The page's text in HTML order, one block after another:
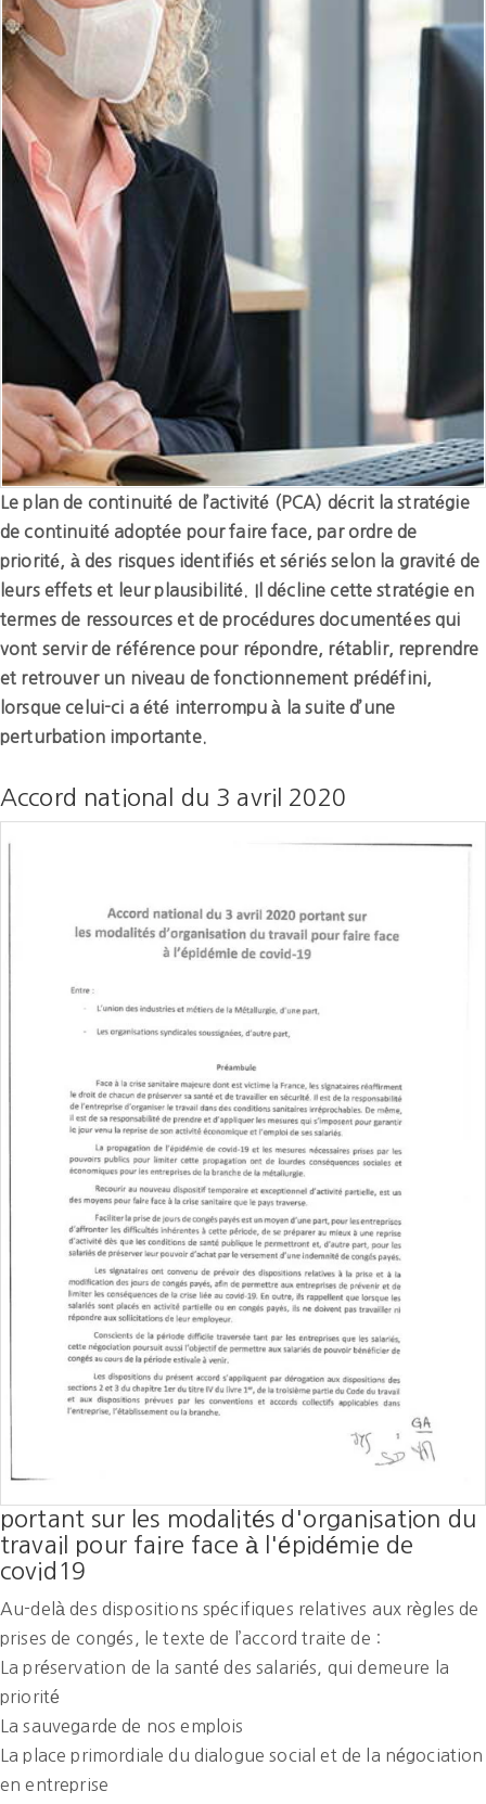
Le plan de continuité de l’activité (PCA) décrit la stratégie
de continuité adoptée pour faire face, par ordre de
priorité, à des risques identifiés et sériés selon la gravité de
leurs effets et leur plausibilité. Il décline cette stratégie en
termes de ressources et de procédures documentées qui
vont servir de référence pour répondre, rétablir, reprendre
et retrouver un niveau de fonctionnement prédéfini,
lorsque celui-ci a été interrompu à la suite d’une
perturbation importante.
Accord national du 3 avril 2020
portant sur les modalités d'organisation du
travail pour faire face à l'épidémie de
covid19
Au-delà des dispositions spécifiques relatives aux règles de
prises de congés, le texte de l’accord traite de :
La préservation de la santé des salariés, qui demeure la
priorité
La sauvegarde de nos emplois
La place primordiale du dialogue social et de la négociation
en entreprise